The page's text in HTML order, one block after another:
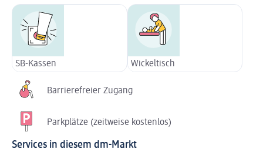
SB-Kassen Wickeltisch
Barrierefreier Zugang
Parkplätze (zeitweise kostenlos)
Services in diesem dm-Markt